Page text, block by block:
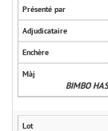
BIMBO